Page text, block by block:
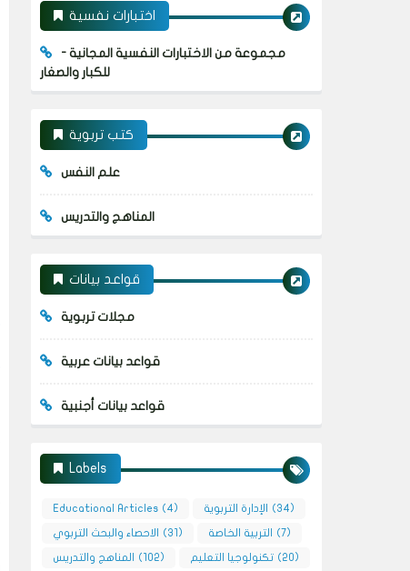
اختبارات نفسية
مجموعة من الاختبارات النفسية المجانية -
للكبار والصغار
كتب تربوية
علم النفس
المناهج والتدريس
قواعد بيانات
مجلات تربوية
قواعد بيانات عربية
قواعد بيانات أجنبية
Labels
Educational Articles (4) الإدارة التربوية (34)
الاحصاء والبحث التربوي (31) التربية الخاصة (7)
المناهج والتدريس (102) تكنولوجيا التعليم (20)